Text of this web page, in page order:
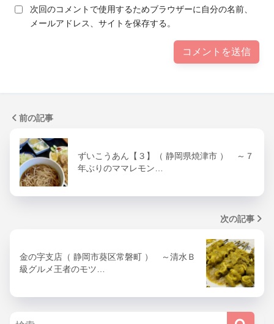
次回のコメントで使用するためブラウザーに自分の名前、
メールアドレス、サイトを保存する。
前の記事
ずいこうあん【３】（ 静岡県焼津市 ） ～７
年ぶりのママレモン…
次の記事
金の字支店（ 静岡市葵区常磐町 ） ～清水Ｂ
級グルメ王者のモツ…